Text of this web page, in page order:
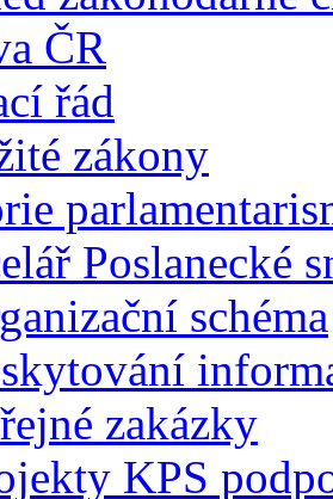
ČR
řád
zákony
Poslanecké
schéma
zakázky
KPS